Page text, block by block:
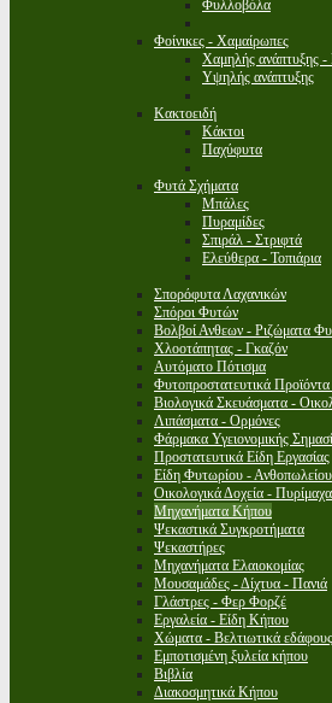
Φυλλοβόλα
Φοίνικες - Χαμαίρωπες
Χαμηλής ανάπτυξης
Υψηλής ανάπτυξης
Κακτοειδή
Κάκτοι
Παχύφυτα
Φυτά Σχήματα
Μπάλες
Πυραμίδες
Σπιράλ - Στριφτά
Ελεύθερα - Τοπιάρια
Σπορόφυτα Λαχανικών
Σπόροι Φυτών
Βολβοί Ανθεων - Ριζώματα
Χλοοτάπητας - Γκαζόν
Αυτόματο Πότισμα
Φυτοπροστατευτικά
Βιολογικά Σκευάσματα -
Λιπάσματα - Ορμόνες
Φάρμακα Υγειονομικής
Προστατευτικά Είδη Εργασίας
Είδη Φυτωρίου - Ανθοπωλείου
Οικολογικά Δοχεία -
Μηχανήματα Κήπου
Ψεκαστικά Συγκροτήματα
Ψεκαστήρες
Μηχανήματα Ελαιοκομίας
Μουσαμάδες - Δίχτυα - Πανιά
Γλάστρες - Φερ Φορζέ
Εργαλεία - Είδη Κήπου
Χώματα - Βελτιωτικά εδάφους
Εμποτισμένη ξυλεία κήπου
Βιβλία
Διακοσμητικά Κήπου